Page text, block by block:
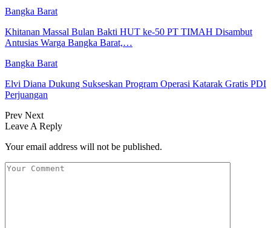
Bangka Barat
Khitanan Massal Bulan Bakti HUT ke-50 PT TIMAH Disambut
Antusias Warga Bangka Barat,…
Bangka Barat
Elvi Diana Dukung Sukseskan Program Operasi Katarak Gratis PDI
Perjuangan
Prev Next
Leave A Reply
Your email address will not be published.